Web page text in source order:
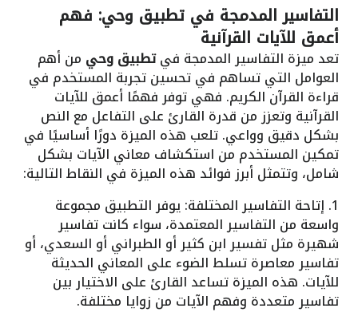
التفاسير المدمجة في تطبيق وحي: فهم
أعمق للآيات القرآنية
تعد ميزة التفاسير المدمجة فيتطبيق وحي من أهم
العوامل التي تساهم في تحسين تجربة المستخدم في
قراءة القرآن الكريم. فهي توفر فهمًا أعمق للآيات
القرآنية وتعزز من قدرة القارئ على التفاعل مع النص
بشكل دقيق وواعي. تلعب هذه الميزة دورًا أساسيًا في
تمكين المستخدم من استكشاف معاني الآيات بشكل
شامل، وتتمثل أبرز فوائد هذه الميزة في النقاط التالية:
1. إتاحة التفاسير المختلفة: يوفر التطبيق مجموعة
واسعة من التفاسير المعتمدة، سواء كانت تفاسير
شهيرة مثل تفسير ابن كثير أو الطبراني أو السعدي، أو
تفاسير معاصرة تسلط الضوء على المعاني الحديثة
للآيات. هذه الميزة تساعد القارئ على الاختيار بين
تفاسير متعددة وفهم الآيات من زوايا مختلفة.